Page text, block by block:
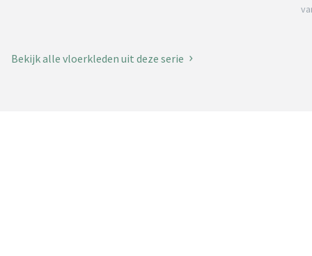
Bekijk alle vloerkleden uit deze serie